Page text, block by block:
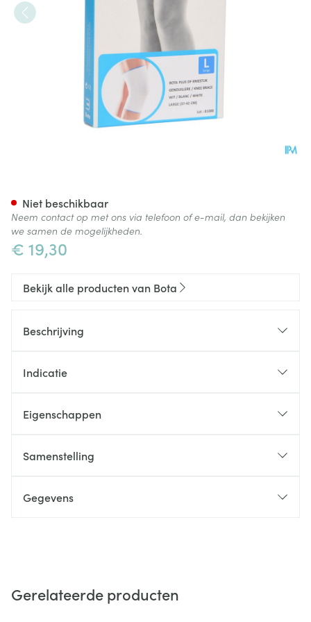
€ 19,30
Niet beschikbaar
Neem contact op met ons via telefoon of e-mail, dan bekijken
we samen de mogelijkheden.
Bekijk alle producten van Bota
Beschrijving
Indicatie
Eigenschappen
Samenstelling
Gegevens
Gerelateerde producten